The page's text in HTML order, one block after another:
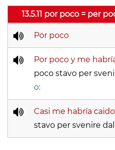
13.5.11 por poco = per
Por poco
Por poco y me
poco stavo per
o:
Casi me habría
stavo per svenire